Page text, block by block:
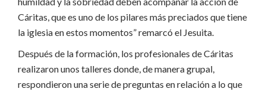
Cáritas, que es uno de los pilares más preciados que tiene
la iglesia en estos momentos” remarcó el Jesuita.
Después de la formación, los profesionales de Cáritas
realizaron unos talleres donde, de manera grupal,
respondieron una serie de preguntas en relación a lo que